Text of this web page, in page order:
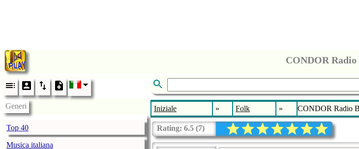
CONDOR Radio
Generi
Top 40
Musica italiana
Iniziale » Folk » CONDOR Radio
Rating: 6.5 (7)